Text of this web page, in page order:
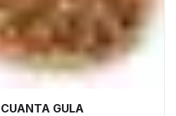
CUANTA GULA